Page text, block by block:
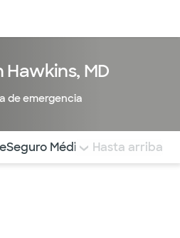
Hawkins, MD
de emergencia
saltar rápidamente a
Seguro Médico COMENTARIOS
Hasta arriba